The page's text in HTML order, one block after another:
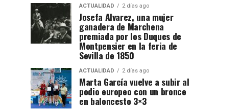
ACTUALIDAD 2 días ago
Josefa Alvarez, una mujer
ganadera de Marchena
premiada por los Duques de
Montpensier en la feria de
Sevilla de 1850
ACTUALIDAD 2 días ago
Marta García vuelve a subir al
podio europeo con un bronce
en baloncesto 3×3